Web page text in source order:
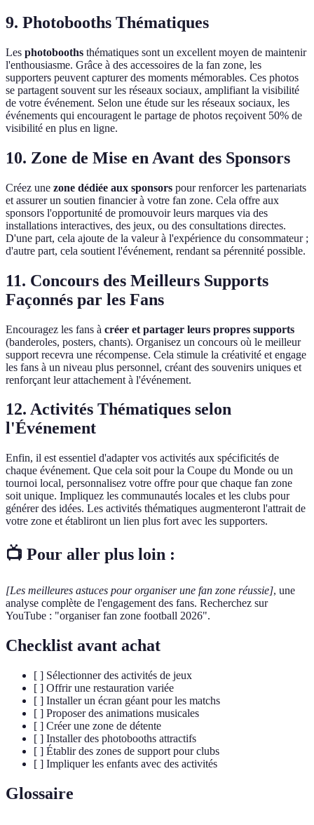
9. Photobooths Thématiques
Les photobooths thématiques sont un excellent moyen de maintenir
l'enthousiasme. Grâce à des accessoires de la fan zone, les
supporters peuvent capturer des moments mémorables. Ces photos
se partagent souvent sur les réseaux sociaux, amplifiant la visibilité
de votre événement. Selon une étude sur les réseaux sociaux, les
événements qui encouragent le partage de photos reçoivent 50% de
visibilité en plus en ligne.
10. Zone de Mise en Avant des Sponsors
Créez une zone dédiée aux sponsors pour renforcer les partenariats
et assurer un soutien financier à votre fan zone. Cela offre aux
sponsors l'opportunité de promouvoir leurs marques via des
installations interactives, des jeux, ou des consultations directes.
D'une part, cela ajoute de la valeur à l'expérience du consommateur ;
d'autre part, cela soutient l'événement, rendant sa pérennité possible.
11. Concours des Meilleurs Supports
Façonnés par les Fans
Encouragez les fans à créer et partager leurs propres supports
(banderoles, posters, chants). Organisez un concours où le meilleur
support recevra une récompense. Cela stimule la créativité et engage
les fans à un niveau plus personnel, créant des souvenirs uniques et
renforçant leur attachement à l'événement.
12. Activités Thématiques selon
l'Événement
Enfin, il est essentiel d'adapter vos activités aux spécificités de
chaque événement. Que cela soit pour la Coupe du Monde ou un
tournoi local, personnalisez votre offre pour que chaque fan zone
soit unique. Impliquez les communautés locales et les clubs pour
générer des idées. Les activités thématiques augmenteront l'attrait de
votre zone et établiront un lien plus fort avec les supporters.
📺 Pour aller plus loin :
[Les meilleures astuces pour organiser une fan zone réussie], une
analyse complète de l'engagement des fans. Recherchez sur
YouTube : "organiser fan zone football 2026".
Checklist avant achat
[ ] Sélectionner des activités de jeux
[ ] Offrir une restauration variée
[ ] Installer un écran géant pour les matchs
[ ] Proposer des animations musicales
[ ] Créer une zone de détente
[ ] Installer des photobooths attractifs
[ ] Établir des zones de support pour clubs
[ ] Impliquer les enfants avec des activités
Glossaire